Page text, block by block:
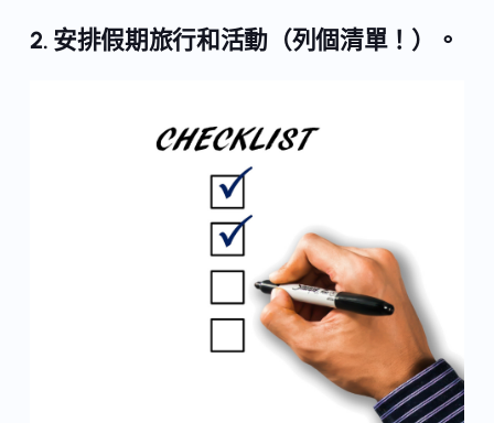
2. 安排假期旅行和活動（列個清單！）。